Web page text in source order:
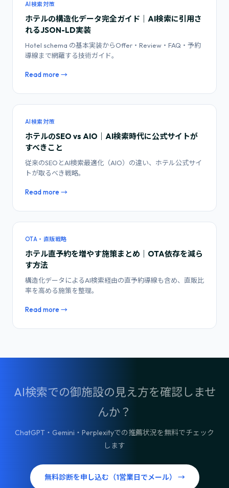
AI検索対策
ホテルの構造化データ完全ガイド｜AI検索に引用さ
れるJSON-LD実装
Hotel schema の基本実装からOffer・Review・FAQ・予約
導線まで網羅する技術ガイド。
Read more →
AI検索対策
ホテルのSEO vs AIO｜AI検索時代に公式サイトが
すべきこと
従来のSEOとAI検索最適化（AIO）の違い、ホテル公式サイ
トが取るべき戦略。
Read more →
OTA・直販戦略
ホテル直予約を増やす施策まとめ｜OTA依存を減ら
す方法
構造化データによるAI検索経由の直予約導線も含め、直販比
率を高める施策を整理。
Read more →
AI検索での御施設の見え方を確認しませ
んか？
ChatGPT・Gemini・Perplexityでの推薦状況を無料でチェック
します
無料診断を申し込む（1営業日でメール） →